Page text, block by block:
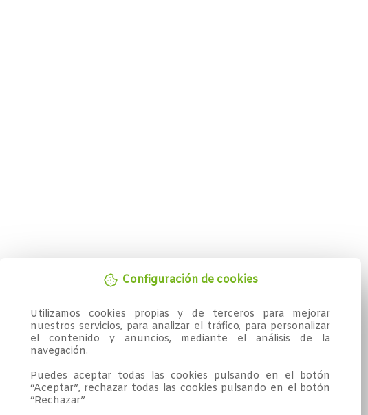
Configuración de cookies
Utilizamos cookies propias y de terceros para mejorar
nuestros servicios, para analizar el tráfico, para personalizar
el contenido y anuncios, mediante el análisis de la
navegación.
Puedes aceptar todas las cookies pulsando en el botón
“Aceptar”, rechazar todas las cookies pulsando en el botón
“Rechazar”